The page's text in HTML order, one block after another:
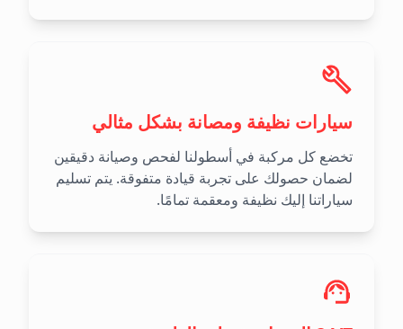
سيارات نظيفة ومصانة بشكل مثالي
تخضع كل مركبة في أسطولنا لفحص وصيانة دقيقين
لضمان حصولك على تجربة قيادة متفوقة. يتم تسليم
سياراتنا إليك نظيفة ومعقمة تمامًا.